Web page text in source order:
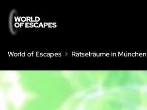
World of Escapes Rätselräume in München